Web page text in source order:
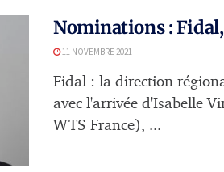
Nominations :
11 NOVEMBRE 2021
Fidal : la direction
avec l'arrivée d'Isabelle
WTS France), ...